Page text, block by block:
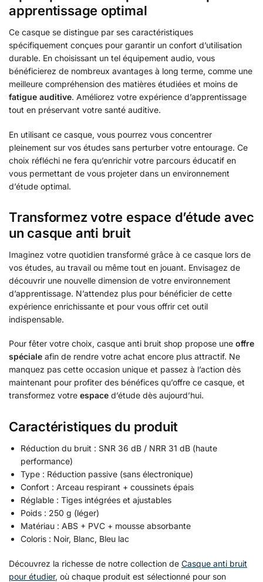
apprentissage optimal
Ce casque se distingue par ses caractéristiques
spécifiquement conçues pour garantir un confort d’utilisation
durable. En choisissant un tel équipement audio, vous
bénéficierez de nombreux avantages à long terme, comme une
meilleure compréhension des matières étudiées et moins de
fatigue auditive. Améliorez votre expérience d’apprentissage
tout en préservant votre santé auditive.
En utilisant ce casque, vous pourrez vous concentrer
pleinement sur vos études sans perturber votre entourage. Ce
choix réfléchi ne fera qu’enrichir votre parcours éducatif en
vous permettant de vous projeter dans un environnement
d’étude optimal.
Transformez votre espace d’étude avec
un casque anti bruit
Imaginez votre quotidien transformé grâce à ce casque lors de
vos études, au travail ou même tout en jouant. Envisagez de
découvrir une nouvelle dimension de votre environnement
d’apprentissage. N’attendez plus pour bénéficier de cette
expérience enrichissante et pour vous offrir cet outil
indispensable.
Pour fêter votre choix, casque anti bruit shop propose une offre
spéciale afin de rendre votre achat encore plus attractif. Ne
manquez pas cette occasion unique et passez à l’action dès
maintenant pour profiter des bénéfices qu’offre ce casque, et
transformez votre espace d’étude dès aujourd’hui.
Caractéristiques du produit
Réduction du bruit : SNR 36 dB / NRR 31 dB (haute
performance)
Type : Réduction passive (sans électronique)
Confort : Arceau respirant + coussinets épais
Réglable : Tiges intégrées et ajustables
Poids : 250 g (léger)
Matériau : ABS + PVC + mousse absorbante
Coloris : Noir, Blanc, Bleu lac
Découvrez la richesse de notre collection de Casque anti bruit
pour étudier, où chaque produit est sélectionné pour son